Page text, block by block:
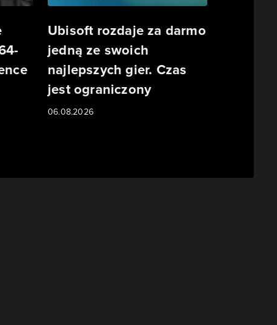
Ubisoft rozdaje za darmo
jedną ze swoich
najlepszych gier. Czas
jest ograniczony
06.08.2026